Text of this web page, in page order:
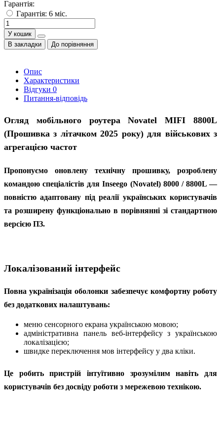
Гарантія:
Гарантія: 6 міс.
У кошик
В закладки
До порівняння
Опис
Характеристики
Відгуки 0
Питання-відповідь
Огляд мобільного роутера Novatel MIFI 8800L
(Прошивка з літачком 2025 року) для військових з
агрегацією частот
Пропонуємо оновлену технічну прошивку, розроблену
командою спеціалістів для Inseego (Novatel) 8000 / 8800L —
повністю адаптовану під реалії українських користувачів
та розширену функціонально в порівнянні зі стандартною
версією ПЗ.
Локалізований інтерфейс
Повна українізація оболонки забезпечує комфортну роботу
без додаткових налаштувань:
меню сенсорного екрана українською мовою;
адміністративна панель веб-інтерфейсу з українською
локалізацією;
швидке переключення мов інтерфейсу у два кліки.
Це робить пристрій інтуїтивно зрозумілим навіть для
користувачів без досвіду роботи з мережевою технікою.